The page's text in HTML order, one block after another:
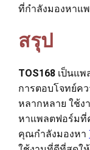
ที่กำลังมองหาแ
สรุป
TOS168 เป็นแ
การตอบโจทย์ค
หลากหลาย ใช้ง
หาแพลตฟอร์มที่
คุณกำลังมองหา